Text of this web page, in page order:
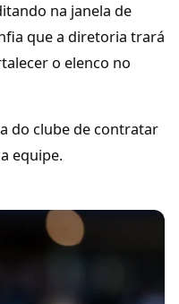
na janela de
que a diretoria trará
o elenco no
do clube de contratar
equipe.